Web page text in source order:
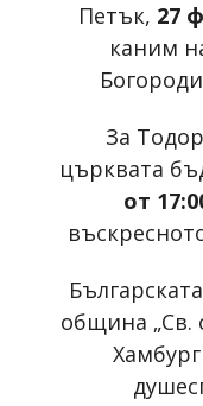
Петък, 27
каним
За
църквата
от
община „Св.